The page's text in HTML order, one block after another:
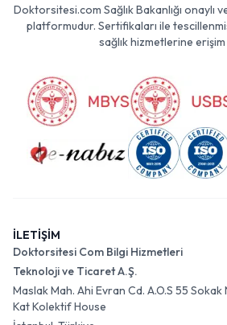
Doktorsitesi.com Sağlık Bakanlığı onaylı
platformudur. Sertifikaları ile
sağlık hizmetlerine
İLETİŞİM
Doktorsitesi Com Bilgi Hizmetleri
Teknoloji ve Ticaret A.Ş.
Maslak Mah. Ahi Evran Cd. A.O.S 55
Kat Kolektif House